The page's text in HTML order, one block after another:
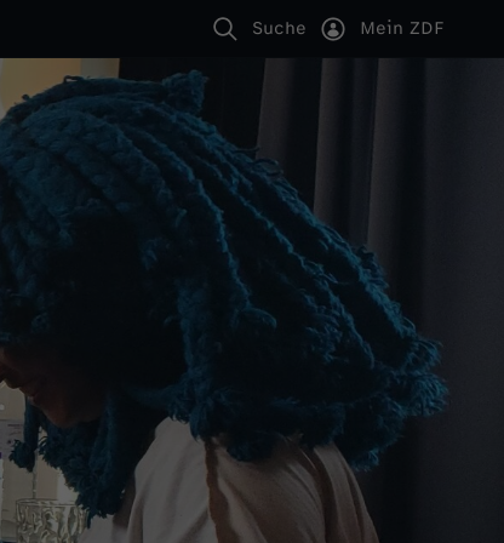
Suche Mein ZDF